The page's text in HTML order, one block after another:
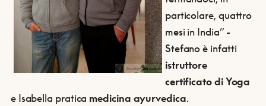
particolare, quattro
mesi in India” -
Stefano è infatti
istruttore
certificato di Yoga
e Isabella pratica medicina ayurvedica.